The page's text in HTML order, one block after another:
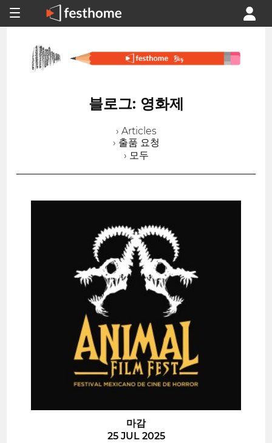
블로그: 영화제
› Articles
› 출품 요청
› 모두
마감
25 JUL 2025